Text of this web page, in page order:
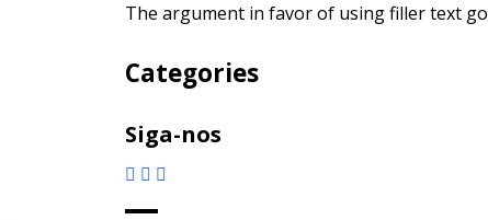
The argument in favor of using filler text
Categories
Siga-nos